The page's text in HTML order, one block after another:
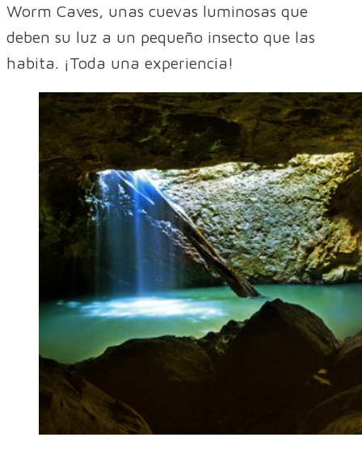
Worm Caves, unas cuevas luminosas que
deben su luz a un pequeño insecto que las
habita. ¡Toda una experiencia!